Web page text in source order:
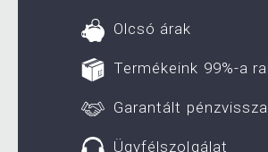
Olcsó árak
Termékeink 99%-a
Garantált
Ügyfélszolgálat